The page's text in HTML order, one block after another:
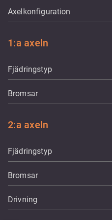
Axelkonfiguration
1:a axeln
Fjädringstyp
Bromsar
2:a axeln
Fjädringstyp
Bromsar
Drivning